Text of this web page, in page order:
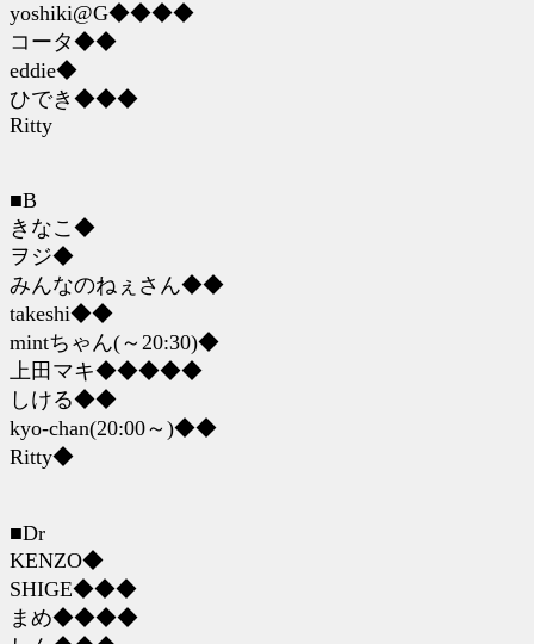
yoshiki@G◆◆◆◆
コータ◆◆
eddie◆
ひでき◆◆◆
Ritty
■B
きなこ◆
ヲジ◆
みんなのねぇさん◆◆
takeshi◆◆
mintちゃん(～20:30)◆
上田マキ◆◆◆◆◆
しける◆◆
kyo-chan(20:00～)◆◆
Ritty◆
■Dr
KENZO◆
SHIGE◆◆◆
まめ◆◆◆◆